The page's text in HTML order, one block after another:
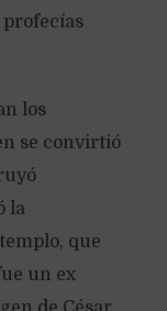
los
se convirtió
la
que
un ex